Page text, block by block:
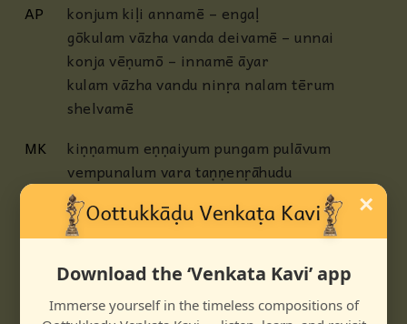
AP
konjum kiḷi annamē – engaḷ
gōkulam vāzha vanda deivamē – unnai
konja vēṇumō – innamē āyar
kulam vāzha vandu ninṛa nalam tērum
shelvamē
MK
kiṇṇamum eṇṇaiyum pungam pulāvum
vempunalum vara taṇṇenṛāhudu
pon perum āḍaiyaḷāvi eḍuttadu
pōdumunakkoru puṇṇiyamāhudu
kāṇāda rāja gōpāla svāmi kadai
edaiyum shonnāl enakkaduvum teriyum
×
Download the ‘Venkata Kavi’ app
Immerse yourself in the timeless compositions of